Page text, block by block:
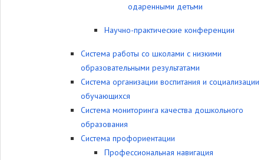
одаренными детьми
Научно-практические конференции
Система работы со школами с низкими
образовательными результатами
Система организации воспитания и социализации
обучающихся
Система мониторинга качества дошкольного
образования
Система профориентации
Профессиональная навигация